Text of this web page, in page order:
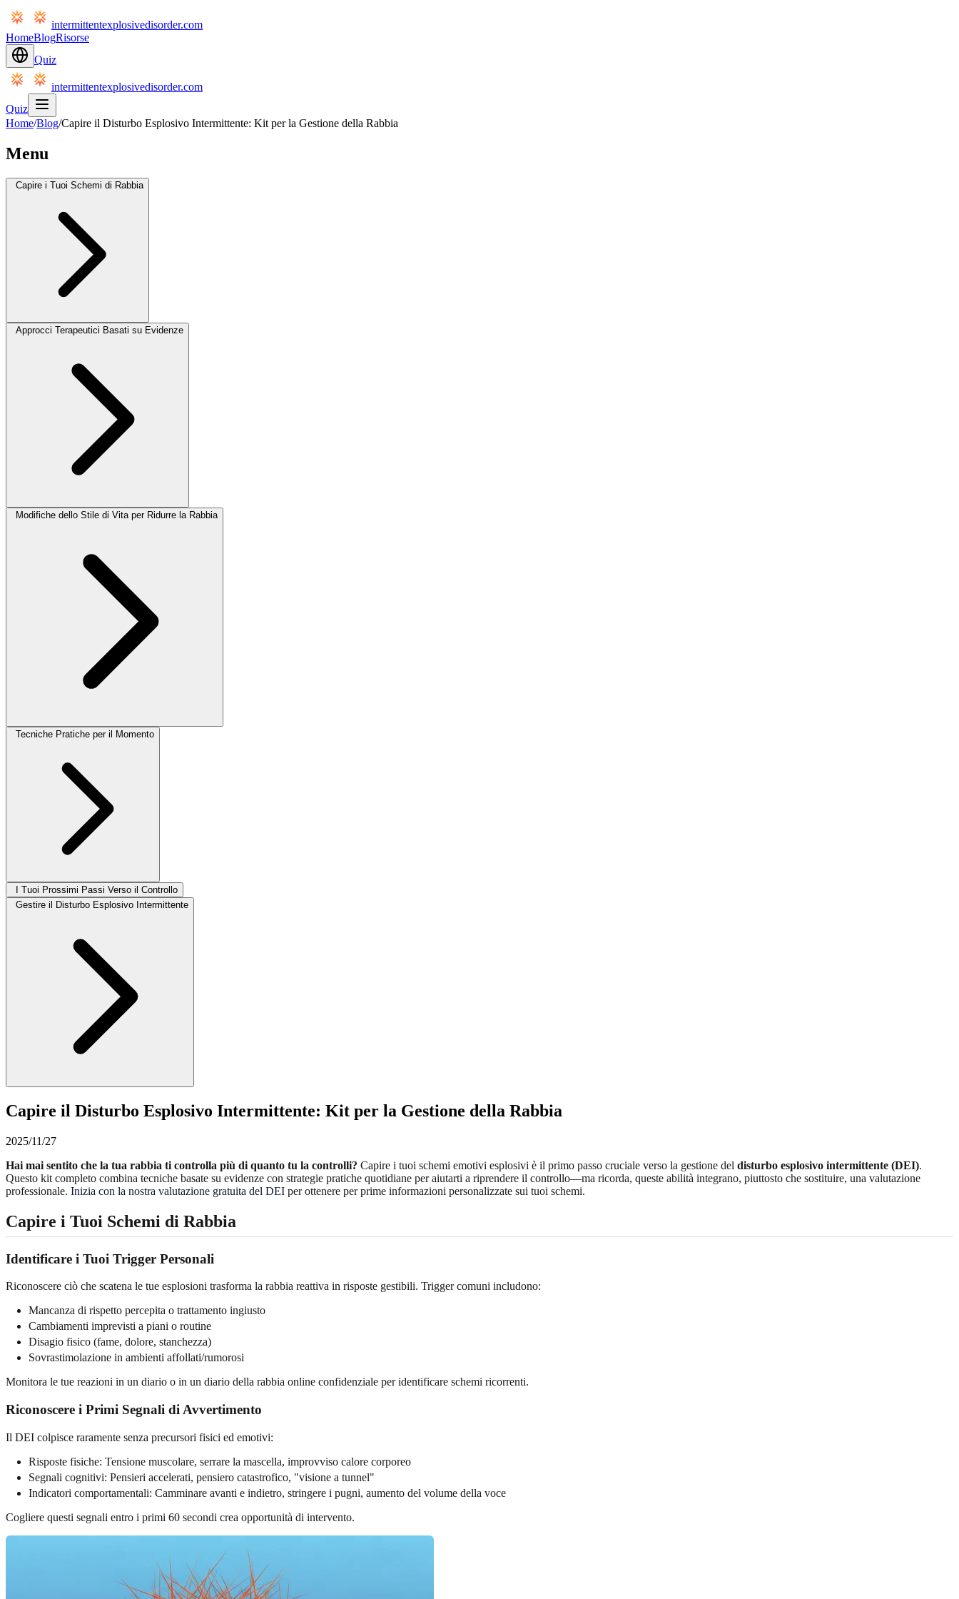
intermittentexplosivedisorder.com
HomeBlogRisorse
Quiz
intermittentexplosivedisorder.com
Quiz
Home/Blog/Capire il Disturbo Esplosivo Intermittente: Kit per la Gestione della Rabbia
Menu
Capire i Tuoi Schemi di Rabbia
Approcci Terapeutici Basati su Evidenze
Modifiche dello Stile di Vita per Ridurre la Rabbia
Tecniche Pratiche per il Momento
I Tuoi Prossimi Passi Verso il Controllo
Gestire il Disturbo Esplosivo Intermittente
Capire il Disturbo Esplosivo Intermittente: Kit per la Gestione della Rabbia
2025/11/27
Hai mai sentito che la tua rabbia ti controlla più di quanto tu la controlli? Capire i tuoi schemi emotivi esplosivi è il primo passo cruciale verso la gestione del disturbo esplosivo intermittente (DEI).
Questo kit completo combina tecniche basate su evidenze con strategie pratiche quotidiane per aiutarti a riprendere il controllo—ma ricorda, queste abilità integrano, piuttosto che sostituire, una valutazione
professionale. Inizia con la nostra valutazione gratuita del DEI per ottenere per prime informazioni personalizzate sui tuoi schemi.
Capire i Tuoi Schemi di Rabbia
Identificare i Tuoi Trigger Personali
Riconoscere ciò che scatena le tue esplosioni trasforma la rabbia reattiva in risposte gestibili. Trigger comuni includono:
Mancanza di rispetto percepita o trattamento ingiusto
Cambiamenti imprevisti a piani o routine
Disagio fisico (fame, dolore, stanchezza)
Sovrastimolazione in ambienti affollati/rumorosi
Monitora le tue reazioni in un diario o in un diario della rabbia online confidenziale per identificare schemi ricorrenti.
Riconoscere i Primi Segnali di Avvertimento
Il DEI colpisce raramente senza precursori fisici ed emotivi:
Risposte fisiche: Tensione muscolare, serrare la mascella, improvviso calore corporeo
Segnali cognitivi: Pensieri accelerati, pensiero catastrofico, "visione a tunnel"
Indicatori comportamentali: Camminare avanti e indietro, stringere i pugni, aumento del volume della voce
Cogliere questi segnali entro i primi 60 secondi crea opportunità di intervento.